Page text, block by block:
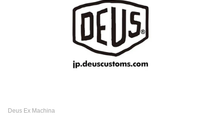
Deus Ex Machina